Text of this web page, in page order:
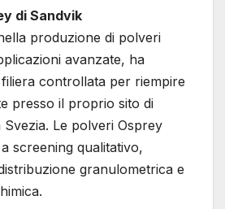
di Sandvik
produzione di polveri
avanzate, ha
controllata per riempire
presso il proprio sito di
Le polveri Osprey
screening qualitativo,
granulometrica e